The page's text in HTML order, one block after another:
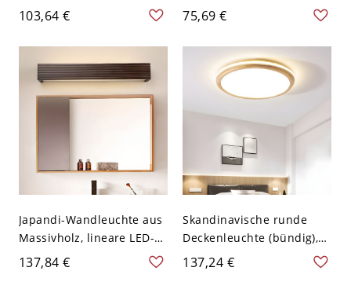
Kreideweiß, fest
verdrahtete Abdeckung -
110V-120V Kugel Holz
103,64 €
Massivholz mit
Zugkettenschalter und
Lampenschirm aus
satiniertem Glas - 110V-
120V Langer Zylinder
75,69 €
Japandi-Wandleuchte aus
Massivholz, lineare LED-
Waschtischleuchte mit
horizontalen Lamellen &
137,84 €
Skandinavische runde
Deckenleuchte (bündig),
LED-Leuchte aus
Naturholz - 110V-120V
137,24 €